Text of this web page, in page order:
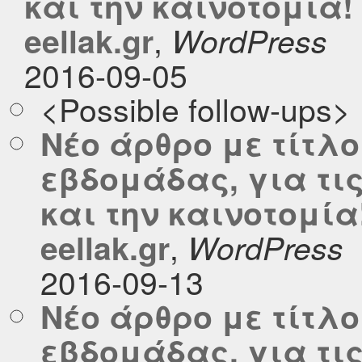
eellak.gr, WordPress
2016-09-05
<Possible follow-ups>
Νέο άρθρο με
εβδομάδας, για
και την
eellak.gr, WordPress
2016-09-13
Νέο άρθρο με
εβδομάδας, για